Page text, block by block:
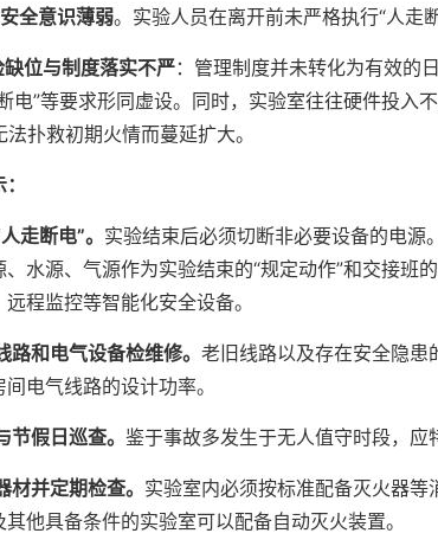
安全意识薄弱。实验人员在离开前未严格执行“人走
缺位与制度落实不严：管理制度并未转化为有效的
电”等要求形同虚设。同时，实验室往往硬件投
扑救初期火情而蔓延扩大。
走断电”。 实验结束后必须切断非必要设备的电
水源、气源作为实验结束的“规定动作”和交接班
程监控等智能化安全设备。
路和电气设备检维修。 老旧线路以及存在安全隐患
电气线路的设计功率。
节假日巡查。 鉴于事故多发生于无人值守时段，应
材并定期检查。 实验室内必须按标准配备灭火器
他具备条件的实验室可以配备自动灭火装置。